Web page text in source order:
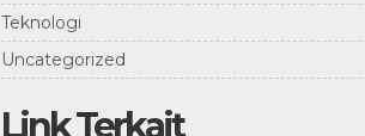
Teknologi
Uncategorized
Link Terkait